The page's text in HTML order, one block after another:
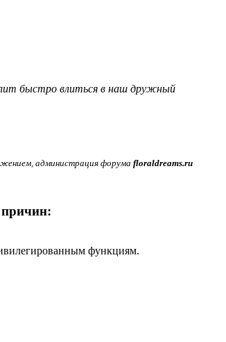
быстро влиться в наш дружный
администрация форума floraldreams.ru
причин:
функциям.